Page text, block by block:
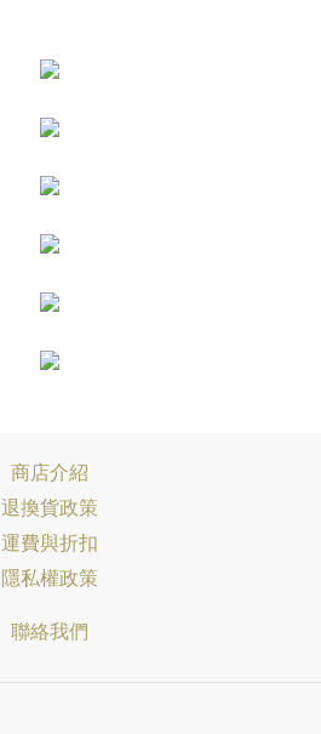
商店介紹
退換貨政策
運費與折扣
隱私權政策
聯絡我們